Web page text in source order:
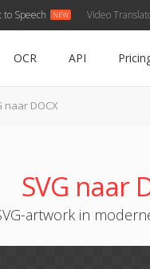
to Speech Video
OCR API
naar DOCX
SVG naar
artwork in